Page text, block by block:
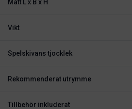
Mått L x B x H
Vikt
Spelskivans tjocklek
Rekommenderat utrymme
Tillbehör inkluderat